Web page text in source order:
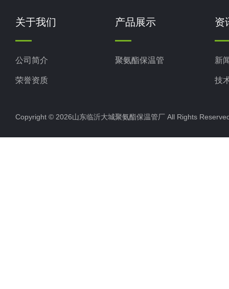
关于我们
公司简介
荣誉资质
产品展示
聚氨酯保温管
资
新
技
Copyright © 2026山东临沂大城聚氨酯保温管厂 All Rights